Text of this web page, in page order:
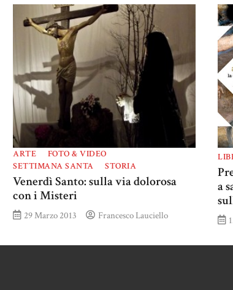
ARTE
FOTO & VIDEO
SETTIMANA SANTA
STORIA
Venerdì Santo: sulla via dolorosa
con i Misteri
29 Marzo 2013 Francesco Lauciello
a